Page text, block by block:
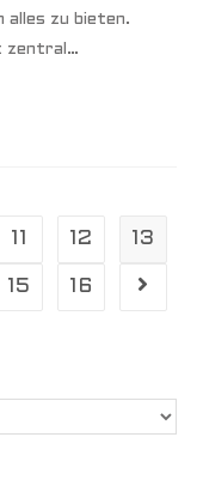
alles zu bieten.
zentral…
11 12 13
15 16 Gehe